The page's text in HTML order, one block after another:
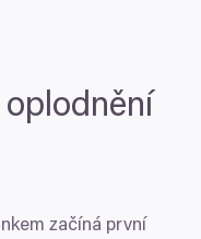
začíná první